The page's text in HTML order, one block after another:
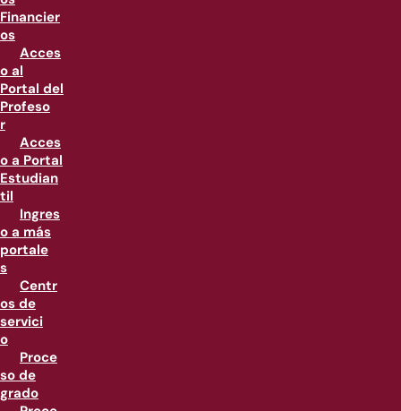
Financier
os
Acces
o al
Portal del
Profeso
r
Acces
o a Portal
Estudian
til
Ingres
o a más
portale
s
Centr
os de
servici
o
Proce
so de
grado